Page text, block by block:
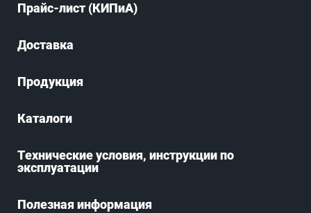
Прайс-лист (КИПиА)
Доставка
Продукция
Каталоги
Технические условия, инструкции по
эксплуатации
Полезная информация